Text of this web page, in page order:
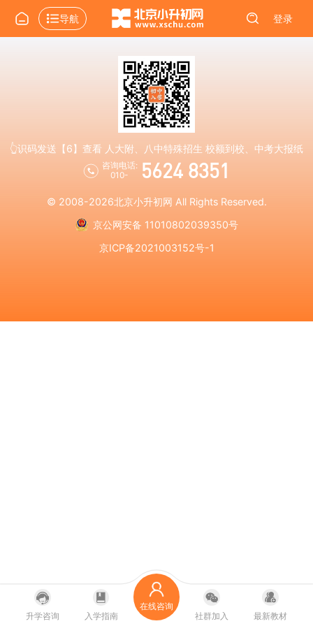
导航 登录
👆识码发送【6】查看 人大附、八中特殊招生 校额到校、中考大报纸
咨询电话:
010-
5624 8351
© 2008-2026北京小升初网 All Rights Reserved.
京公网安备 11010802039350号
京ICP备2021003152号-1
升学咨询 入学指南
在线咨询
社群加入
最新教材